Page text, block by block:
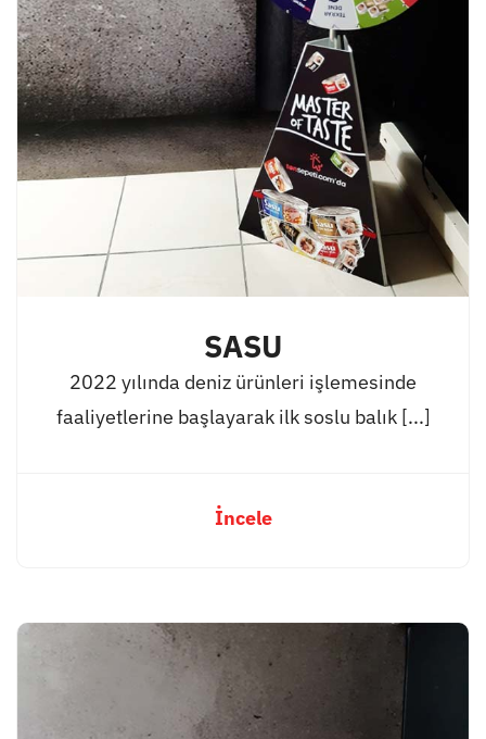
SASU
2022 yılında deniz ürünleri işlemesinde
faaliyetlerine başlayarak ilk soslu balık [...]
İncele